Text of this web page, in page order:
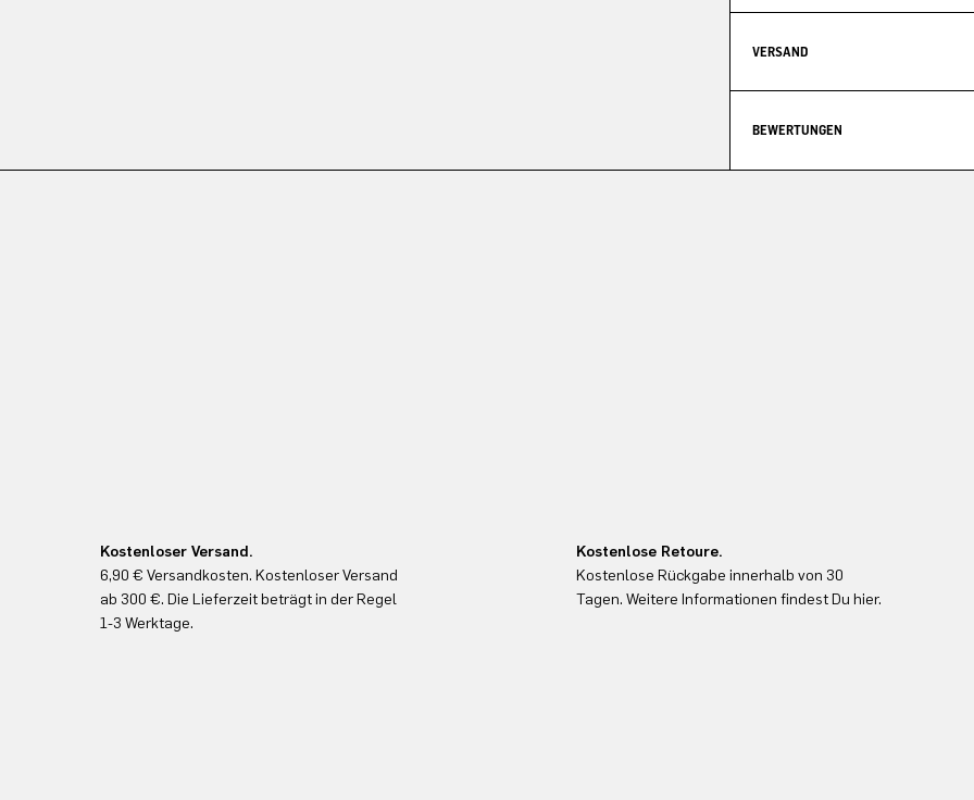
VERSAND
BEWERTUNGEN
Kostenloser Versand.
6,90 € Versandkosten. Kostenloser Versand
ab 300 €. Die Lieferzeit beträgt in der Regel
1-3 Werktage.
Kostenlose Retoure.
Kostenlose Rückgabe innerhalb von 30
Tagen. Weitere Informationen findest Du hier.